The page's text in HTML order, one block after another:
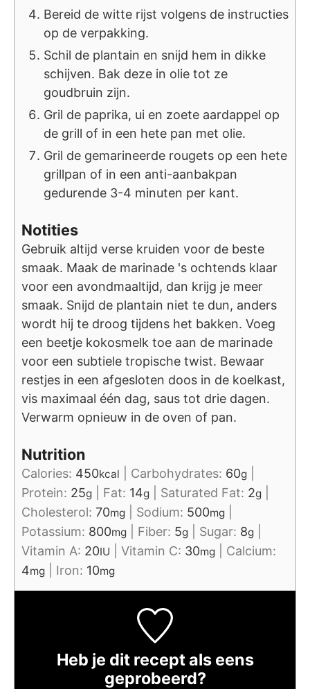
Bereid de witte rijst volgens de instructies
op de verpakking.
Schil de plantain en snijd hem in dikke
schijven. Bak deze in olie tot ze
goudbruin zijn.
Gril de paprika, ui en zoete aardappel op
de grill of in een hete pan met olie.
Gril de gemarineerde rougets op een hete
grillpan of in een anti-aanbakpan
gedurende 3-4 minuten per kant.
Notities
Gebruik altijd verse kruiden voor de beste
smaak. Maak de marinade 's ochtends klaar
voor een avondmaaltijd, dan krijg je meer
smaak. Snijd de plantain niet te dun, anders
wordt hij te droog tijdens het bakken. Voeg
een beetje kokosmelk toe aan de marinade
voor een subtiele tropische twist. Bewaar
restjes in een afgesloten doos in de koelkast,
vis maximaal één dag, saus tot drie dagen.
Verwarm opnieuw in de oven of pan.
Nutrition
Calories: 450kcal Carbohydrates: 60g
Protein: 25g Fat: 14g Saturated Fat: 2g
Cholesterol: 70mg Sodium: 500mg
Potassium: 800mg Fiber: 5g Sugar: 8g
Vitamin A: 20IU Vitamin C: 30mg
Calcium:
4mg Iron: 10mg
Heb je dit recept als eens
geprobeerd?